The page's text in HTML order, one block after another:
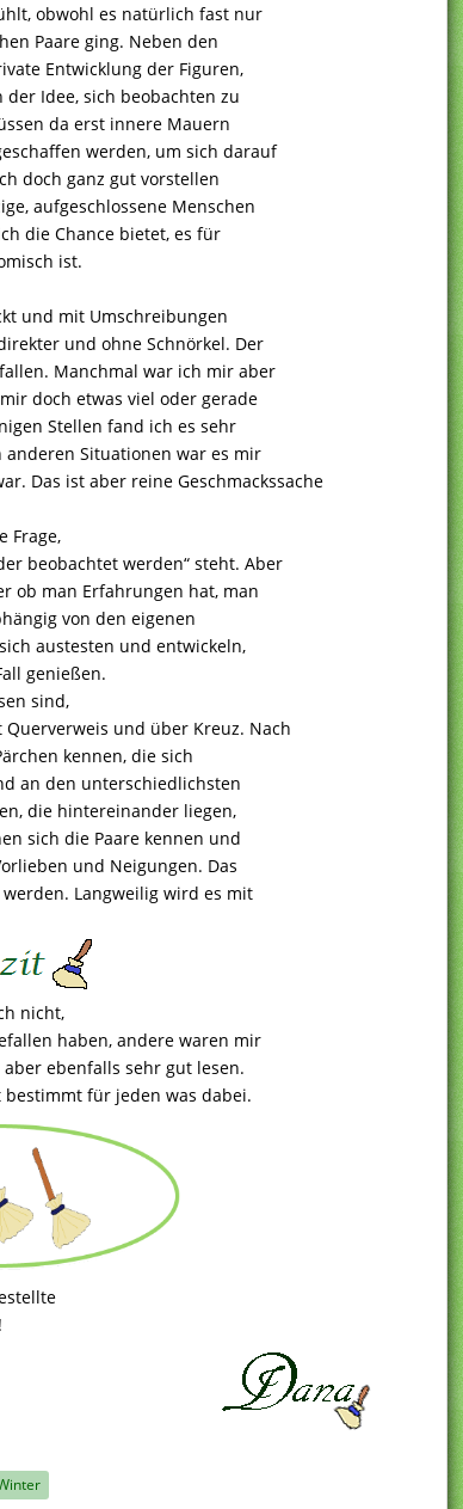
obwohl es natürlich fast nur
Paare ging. Neben den
Entwicklung der Figuren,
Idee, sich beobachten zu
da erst innere Mauern
werden, um sich darauf
doch ganz gut vorstellen
aufgeschlossene Menschen
die Chance bietet, es für
ist.
und mit Umschreibungen
und ohne Schnörkel. Der
Manchmal war ich mir aber
doch etwas viel oder gerade
Stellen fand ich es sehr
Situationen war es mir
Das ist aber reine Geschmackssache
Frage,
beobachtet werden“ steht. Aber
ob man Erfahrungen hat, man
von den eigenen
austesten und entwickeln,
genießen.
sind,
und über Kreuz. Nach
kennen, die sich
an den unterschiedlichsten
die hintereinander liegen,
sich die Paare kennen und
und Neigungen. Das
Langweilig wird es mit
nicht,
haben, andere waren mir
ebenfalls sehr gut lesen.
bestimmt für jeden was dabei.